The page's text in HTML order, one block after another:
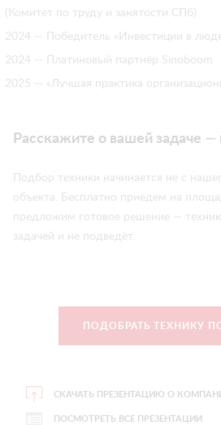
(Комитет по труду и занятости СПб)
2024 — Победитель «Инвестиции в
2024 — Платиновый партнёр Sinoboom
2025 — «Лучшая практика
Расскажите о вашей задаче
Подбор техники начинается не с
объекта. Бесплатно приедем на
предложим готовое решение —
задачей и не подведёт.
ПОДОБРАТЬ ТЕХНИКУ
CКАЧАТЬ ПРЕЗЕНТАЦИЮ О
ПОСМОТРЕТЬ ВСЕ ПРЕЗЕНТАЦИИ